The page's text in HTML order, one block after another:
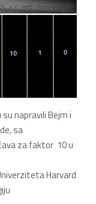
napravili Bejm i
sa
za faktor 10 u
Harvard